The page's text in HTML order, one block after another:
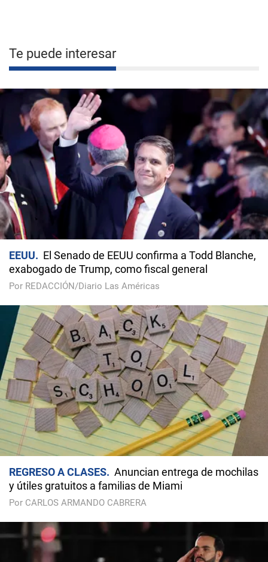
Te puede interesar
EEUU
El Senado de EEUU confirma a Todd Blanche,
exabogado de Trump, como fiscal general
Por REDACCIÓN/Diario Las Américas
REGRESO A CLASES
Anuncian entrega de mochilas
y útiles gratuitos a familias de Miami
Por CARLOS ARMANDO CABRERA